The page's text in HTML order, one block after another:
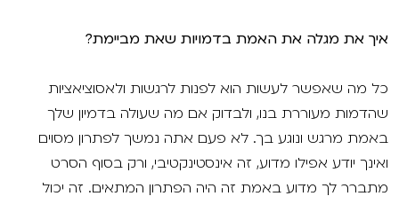
איך את מגלה את האמת בדמויות שאת מביימת?
כל מה שאפשר לעשות הוא לפנות לרגשות ולאסוציאציות
שהדמות מעוררת בנו, ולבדוק אם מה שעולה בדמיון שלך
באמת מרגש ונוגע בך. לא פעם אתה נמשך לפתרון מסוים
ואינך יודע אפילו מדוע, זה אינסטינקטיבי, ורק בסוף הסרט
מתברר לך מדוע באמת זה היה הפתרון המתאים. זה יכול